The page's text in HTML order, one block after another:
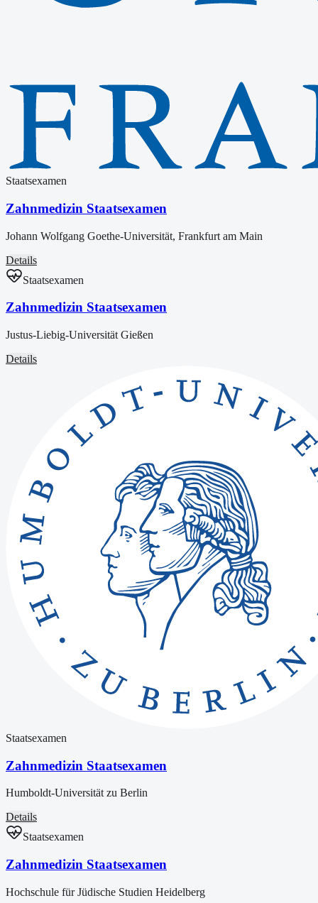
Staatsexamen
Zahnmedizin Staatsexamen
Johann Wolfgang Goethe-Universität, Frankfurt am Main
Details
Staatsexamen
Zahnmedizin Staatsexamen
Justus-Liebig-Universität Gießen
Details
Staatsexamen
Zahnmedizin Staatsexamen
Humboldt-Universität zu Berlin
Details
Staatsexamen
Zahnmedizin Staatsexamen
Hochschule für Jüdische Studien Heidelberg